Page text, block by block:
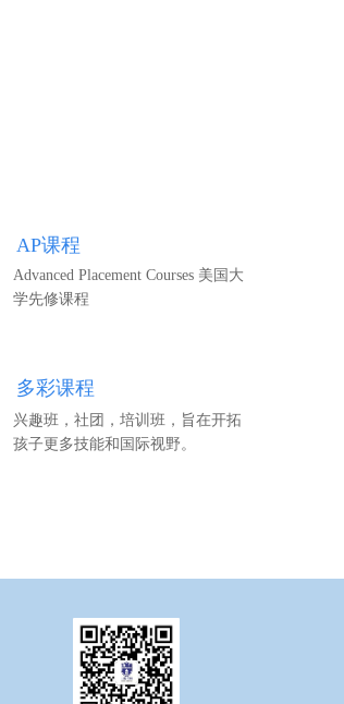
AP课程
Advanced Placement Courses 美国大
学先修课程
兴趣班，社团，培训班，旨在开拓
孩子更多技能和国际视野。
多彩课程